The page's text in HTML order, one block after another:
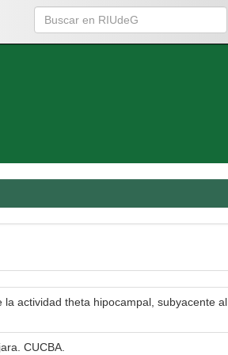
actividad theta hipocampal, subyacente al
CUCBA.